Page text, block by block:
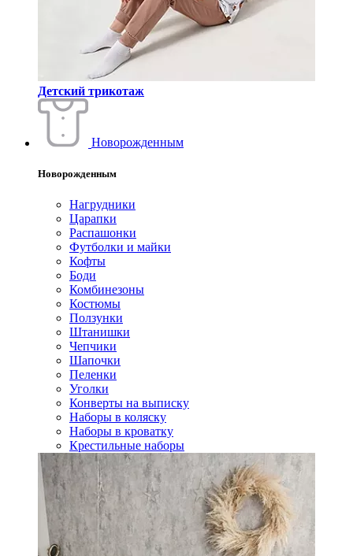
Детский трикотаж
Новорожденным
Новорожденным
Нагрудники
Царапки
Распашонки
Футболки и майки
Кофты
Боди
Комбинезоны
Костюмы
Ползунки
Штанишки
Чепчики
Шапочки
Пеленки
Уголки
Конверты на выписку
Наборы в коляску
Наборы в кроватку
Крестильные наборы